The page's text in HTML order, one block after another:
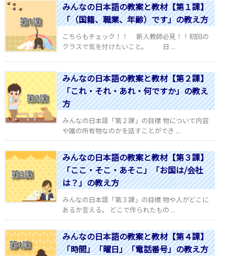
みんなの日本語の教案と教材【第１課】
「（国籍、職業、年齢）です」の教え方
こちらもチェック！！ 新人教師必見！！初回の
クラスで気を付けたいこと。 日 ...
みんなの日本語の教案と教材【第２課】
「これ・それ・あれ・何ですか」の教え
方
みんなの日本語「第２課」の目標 物について内容
や誰の所有物なのかを話すことができ ...
みんなの日本語の教案と教材【第３課】
「ここ・そこ・あそこ」「お国は/会社
は？」の教え方
みんなの日本語「第３課」の目標 物や人がどこに
あるか言える。 どこで作られたもの ...
みんなの日本語の教案と教材【第４課】
「時間」「曜日」「電話番号」の教え方